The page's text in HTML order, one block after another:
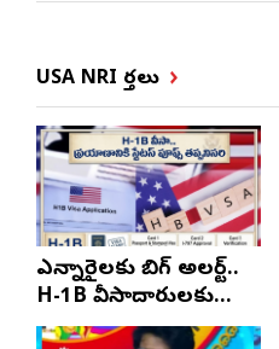
USA NRI వార్తలు
ఎన్నారైలకు బిగ్ అలర్ట్..
H-1B వీసాదారులకు
ప్రయాణ సమయంలో